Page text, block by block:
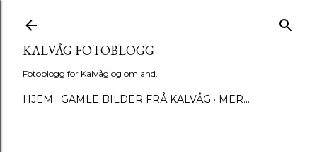
KALVÅG FOTOBLOGG
Fotoblogg for Kalvåg og omland.
HJEM GAMLE BILDER FRÅ KALVÅG MER…